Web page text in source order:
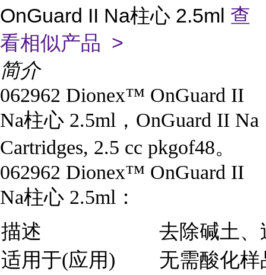
OnGuard II Na柱心 2.5ml 查
看相似产品 >
简介
062962 Dionex™ OnGuard II
Na柱心 2.5ml，OnGuard II Na
Cartridges, 2.5 cc pkgof48。
062962 Dionex™ OnGuard II
Na柱心 2.5ml：
描述
去除碱土、
适用于(应用)
无需酸化